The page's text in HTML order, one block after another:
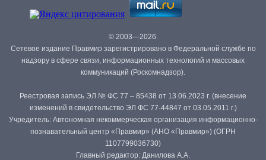
© 2003—2026.
Сетевое издание Правмир зарегистрировано в Федеральной службе по
надзору в сфере связи, информационных технологий и массовых
коммуникаций (Роскомнадзор).
Реестровая запись ЭЛ № ФС 77 – 85438 от 13.06.2023 г. (внесение
изменений в свидетельство ЭЛ ФС 77-44847 от 03.05.2011 г.)
Учредитель: Автономная некоммерческая организация информационно-
познавательный центр «Правмир» (АНО «Правмир») (ОГРН
1107799036730)
Главный редактор: Данилова А.А.